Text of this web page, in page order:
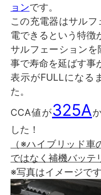
ョンです。
この充電器はサル
電できるという特徴
サルフェーション
事で寿命を延ばす事
表示がFULLになる
た。
CCA値が325A
した！
（※ハイブリッド
ではなく補機バッテ
※写真はイメージです